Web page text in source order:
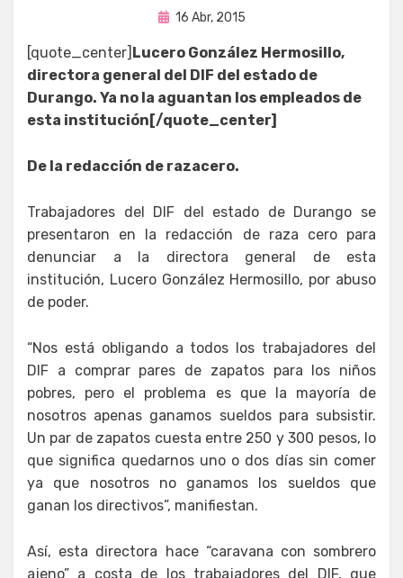
porFernando Miranda Servín
Publicada
16 Abr, 2015
[quote_center] Lucero González Hermosillo,
directora general del DIF del estado de
Durango. Ya no la aguantan los empleados de
esta institución[/quote_center]
De la redacción de razacero.
Trabajadores del DIF del estado de Durango se
presentaron en la redacción de raza cero para
denunciar a la directora general de esta
institución, Lucero González Hermosillo, por abuso
de poder.
“Nos está obligando a todos los trabajadores del
DIF a comprar pares de zapatos para los niños
pobres, pero el problema es que la mayoría de
nosotros apenas ganamos sueldos para subsistir.
Un par de zapatos cuesta entre 250 y 300 pesos, lo
que significa quedarnos uno o dos días sin comer
ya que nosotros no ganamos los sueldos que
ganan los directivos”, manifiestan.
Así, esta directora hace “caravana con sombrero
ajeno” a costa de los trabajadores del DIF, que